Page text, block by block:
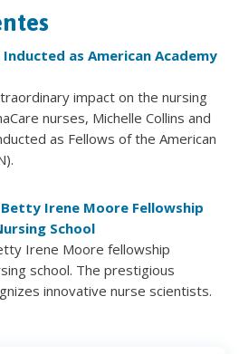
as American Academy
impact on the nursing
nurses, Michelle Collins and
as Fellows of the American
Irene Moore Fellowship
School
Irene Moore fellowship
school. The prestigious
innovative nurse scientists.